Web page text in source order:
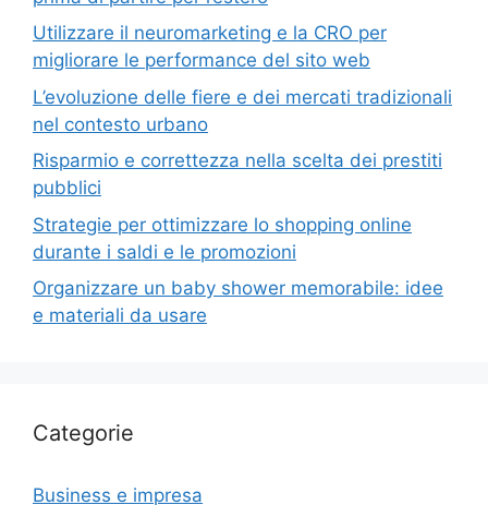
Utilizzare il neuromarketing e la CRO per
migliorare le performance del sito web
L’evoluzione delle fiere e dei mercati tradizionali
nel contesto urbano
Risparmio e correttezza nella scelta dei prestiti
pubblici
Strategie per ottimizzare lo shopping online
durante i saldi e le promozioni
Organizzare un baby shower memorabile: idee
e materiali da usare
Categorie
Business e impresa